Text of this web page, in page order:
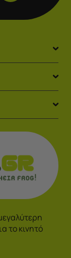
το κινητό